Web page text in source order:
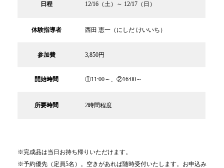
日程 12/16（土）～ 12/17（日）
体験指導者 西田 恵一（にしだ けいいち）
参加費 3,850円
開始時間 ①11:00～、②16:00～
所要時間 2時間程度
※完成品は当日お持ち帰りいただけます。
※予約優先（定員5名）。空きがあれば随時受付いたします。お申込み